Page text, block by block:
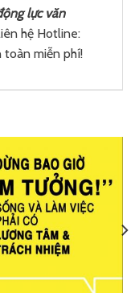
lực văn
hệ Hotline:
miễn phí!